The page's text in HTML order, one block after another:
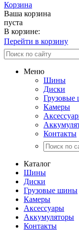
Корзина
Ваша корзина
пуста
В корзине:
Перейти в корзину
Меню
Шины
Диски
Камеры
Контакты
Каталог
Шины
Диски
Грузовые шины
Камеры
Аксессуары
Аккумуляторы
Контакты